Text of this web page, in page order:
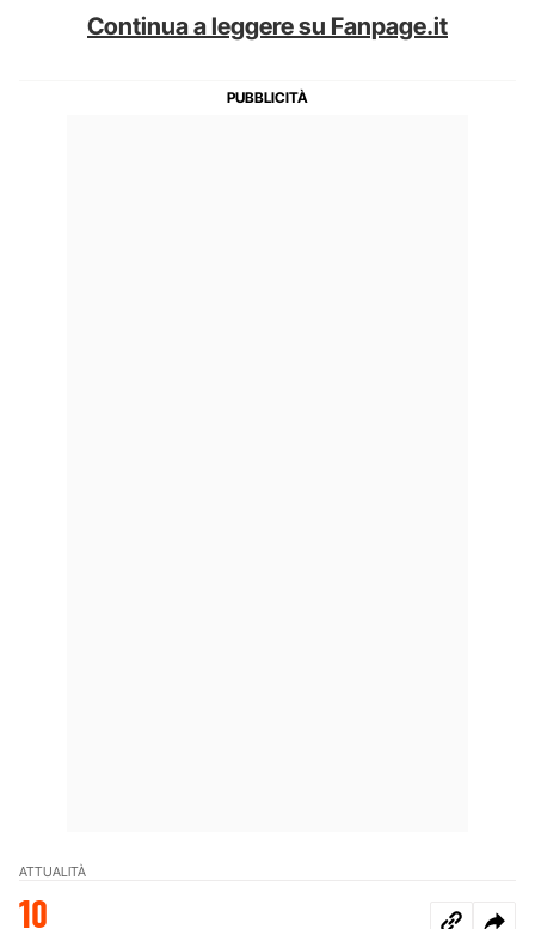
Continua a leggere su Fanpage.it
ATTUALITÀ
10